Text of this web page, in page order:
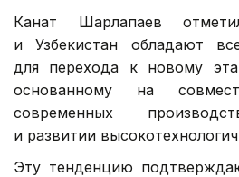
Канат Шарлапаев
и Узбекистан обладают
для перехода к новому
основанному на
современных
и развитии
Эту тенденцию